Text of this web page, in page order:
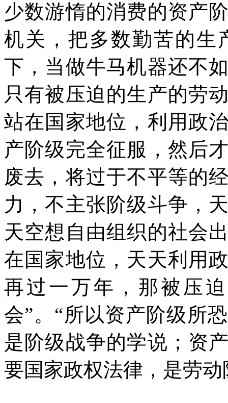
少数游惰的消费的资产
机关，把多数勤苦的生
下，当做牛马机器还不
只有被压迫的生产的劳
站在国家地位，利用政
产阶级完全征服，然后
废去，将过于不平等的
力，不主张阶级斗争，
天空想自由组织的社会
在国家地位，天天利用
再过一万年，那被压
会”。“所以资产阶级所
是阶级战争的学说；资
要国家政权法律，是劳